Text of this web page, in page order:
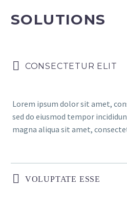
SOLUTIONS
CONSECTETUR ELIT
Lorem ipsum dolor sit amet,
sed do eiusmod tempor
magna aliqua sit amet,
VOLUPTATE ESSE